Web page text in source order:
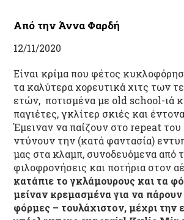
Από την Άννα Φαρδή
12/11/2020
Είναι κρίμα που φέτος
τα καλύτερα χορευτικά χιτς των
ετών, ποτισμένα με old school-ιά
παγιέτες, γκλίτερ σκιές και
Έμειναν να παίζουν στο repeat
ντύνουν την (κατά φαντασία)
μας στα κλαμπ, συνοδευόμενα από
φιλοφρονήσεις και ποτήρια στον
κατάπιε το γκλάμουρους και τα
μείναν κρεμασμένα για να πάρουν
φόρμες – τουλάχιστον, μέχρι την